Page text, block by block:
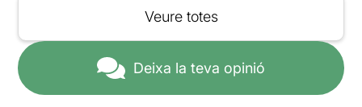
Caldria millorar:
La interpretació de l’actriu
hauria de treballar una mica
Veure totes
Deixa la teva opinió